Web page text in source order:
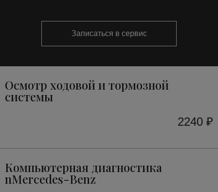
Записаться в сервис
Осмотр ходовой и тормозной
системы
2240 ₽
Компьютерная диагностика
nMercedes-Benz